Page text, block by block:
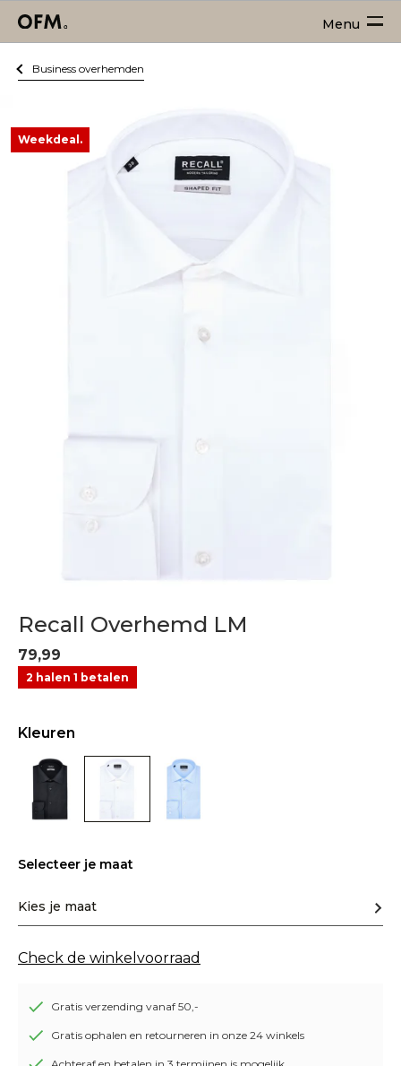
Menu
Business overhemden
Weekdeal.
Recall Overhemd LM
79,99
2 halen 1 betalen
Kleuren
Selecteer je maat
Kies je maat
Check de winkelvoorraad
Gratis verzending vanaf 50,-
Gratis ophalen en retourneren in onze 24 winkels